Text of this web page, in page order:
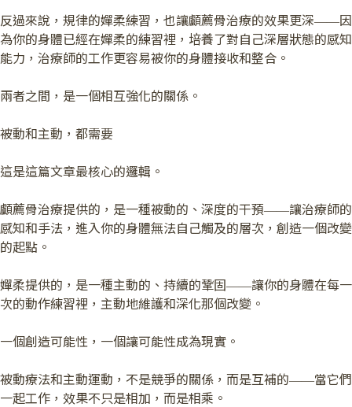
反過來說，規律的嬋柔練習，也讓顱薦骨治療的效果更深——因
為你的身體已經在嬋柔的練習裡，培養了對自己深層狀態的感知
能力，治療師的工作更容易被你的身體接收和整合。
兩者之間，是一個相互強化的關係。
被動和主動，都需要
這是這篇文章最核心的邏輯。
顱薦骨治療提供的，是一種被動的、深度的干預——讓治療師的
感知和手法，進入你的身體無法自己觸及的層次，創造一個改變
的起點。
嬋柔提供的，是一種主動的、持續的鞏固——讓你的身體在每一
次的動作練習裡，主動地維護和深化那個改變。
一個創造可能性，一個讓可能性成為現實。
被動療法和主動運動，不是競爭的關係，而是互補的——當它們
一起工作，效果不只是相加，而是相乘。